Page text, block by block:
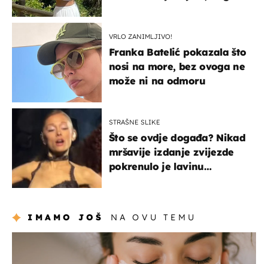
VRLO ZANIMLJIVO!
Franka Batelić pokazala što
nosi na more, bez ovoga ne
može ni na odmoru
STRAŠNE SLIKE
Što se ovdje događa? Nikad
mršavije izdanje zvijezde
pokrenulo je lavinu
IMAMO JOŠ NA OVU TEMU
moda & ljepota